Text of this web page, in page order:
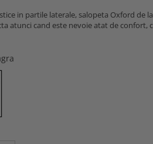
in partile laterale, salopeta Oxford de
atunci cand este nevoie atat de confort,